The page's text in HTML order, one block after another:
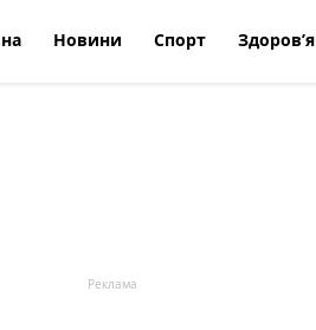
Новини Спорт Здоров’я